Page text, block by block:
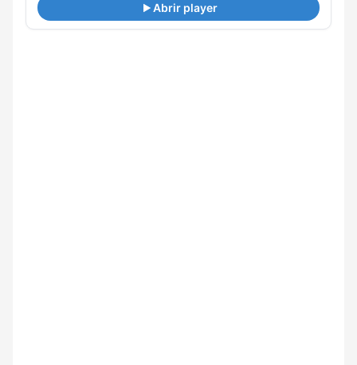
Abrir player